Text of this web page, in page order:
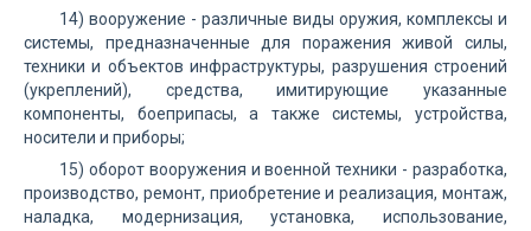
14) вооружение - различные виды оружия, комплексы и
системы, предназначенные для поражения живой силы,
техники и объектов инфраструктуры, разрушения строений
(укреплений), средства, имитирующие указанные
компоненты, боеприпасы, а также системы, устройства,
носители и приборы;
15) оборот вооружения и военной техники - разработка,
производство, ремонт, приобретение и реализация, монтаж,
наладка, модернизация, установка, использование,